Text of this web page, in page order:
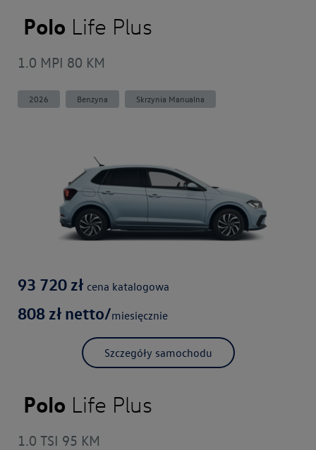
Polo Life Plus
1.0 MPI 80 KM
2026 Benzyna Skrzynia Manualna
93 720 zł cena katalogowa
808 zł netto/miesięcznie
Szczegóły samochodu
Polo Life Plus
1.0 TSI 95 KM